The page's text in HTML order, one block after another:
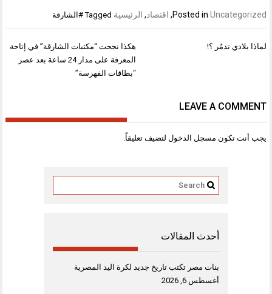
Posted in Uncategorized
, اقتصاد, الرئيسية Tagged #الشارقة
تصفّح
هكذا نجحت “مكتبات الشارقة” في إتاحة
المعرفة على مدار 24 ساعة بعد عصر
“بطاقات الفهرسة”
لماذا بلادي تدمّر ؟!
LEAVE A COMMENT
يجب أنت تكون مسجل الدخول لتضيف تعليقاً.
أحدث المقالات
بنات مصر تكتب تاريخ جديد لكرة اليد المصرية
أغسطس 6, 2026